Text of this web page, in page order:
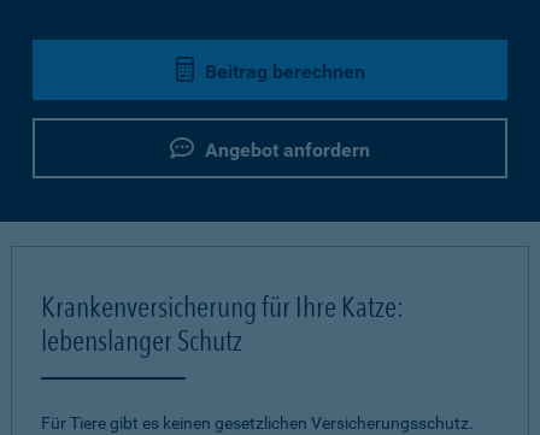
Beitrag berechnen
Angebot anfordern
Krankenversicherung für Ihre Katze:
lebenslanger Schutz
Für Tiere gibt es keinen gesetzlichen Versicherungsschutz.